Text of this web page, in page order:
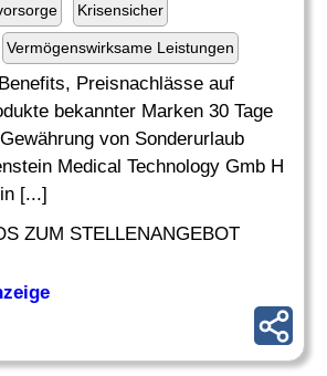
Krisensicher
Vermögenswirksame Leistungen
Preisnachlässe auf
bekannter Marken 30 Tage
von Sonderurlaub
Medical Technology Gmb H
[...]
ZUM STELLENANGEBOT